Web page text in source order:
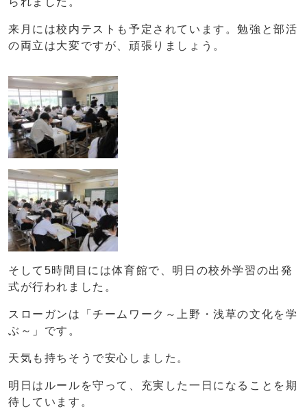
来月には校内テストも予定されています。勉強と部活
の両立は大変ですが、頑張りましょう。
そして5時間目には体育館で、明日の校外学習の出発
式が行われました。
スローガンは「チームワーク～上野・浅草の文化を学
ぶ～」です。
天気も持ちそうで安心しました。
明日はルールを守って、充実した一日になることを期
待しています。